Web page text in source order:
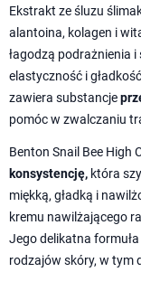
Ekstrakt ze śluzu
alantoina, kolagen i
łagodzą podrażnienia
elastyczność i
zawiera substancje
pomóc w zwalczaniu
Benton Snail Bee High
konsystencję, która
miękką, gładką i
kremu nawilżającego
Jego delikatna
rodzajów skóry, w tym